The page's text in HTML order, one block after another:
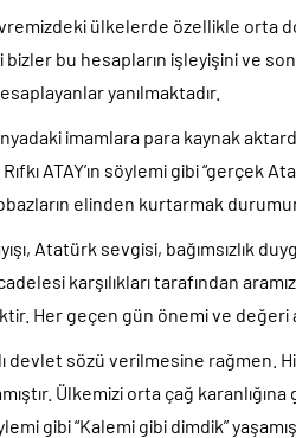
ülkelerde özellikle orta
bu hesapların işleyişini ve
yanılmaktadır.
imamlara para kaynak
ATAY’ın söylemi gibi “gerçek
elinden kurtarmak
Atatürk sevgisi, bağımsızlık
karşılıkları tarafından
Her geçen gün önemi ve değeri
devlet sözü verilmesine rağmen.
Ülkemizi orta çağ
gibi “Kalemi gibi dimdik”